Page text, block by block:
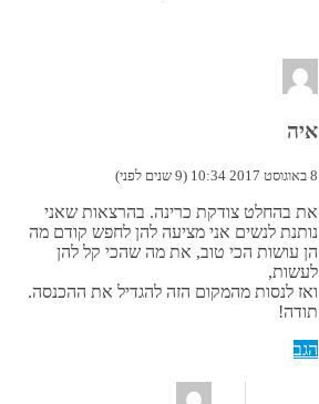
איה
8 באוגוסט 2017 10:34 (9 שנים לפני)
את בהחלט צודקת כרינה. בהרצאות שאני
נותנת לנשים אני מציעה להן לחפש קודם מה
הן עושות הכי טוב, את מה שהכי קל להן
לעשות,
ואז לנסות מהמקום הזה להגדיל את ההכנסה.
תודה!
הגב